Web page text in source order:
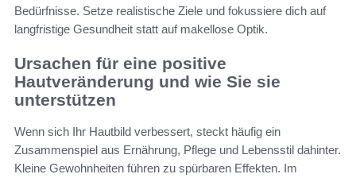
Bedürfnisse. Setze realistische Ziele und fokussiere dich auf
langfristige Gesundheit statt auf makellose Optik.
Ursachen für eine positive
Hautveränderung und wie Sie sie
unterstützen
Wenn sich Ihr Hautbild verbessert, steckt häufig ein
Zusammenspiel aus Ernährung, Pflege und Lebensstil dahinter.
Kleine Gewohnheiten führen zu spürbaren Effekten. Im